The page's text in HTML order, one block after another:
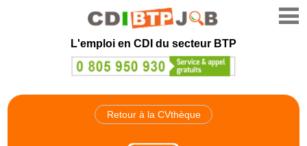
L'emploi en CDI du secteur BTP
Retour à la CVthèque